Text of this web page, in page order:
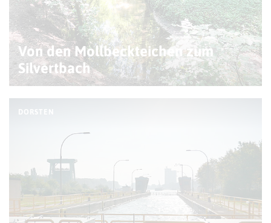
Von den Mollbeckteichen zum
Silvertbach
DORSTEN